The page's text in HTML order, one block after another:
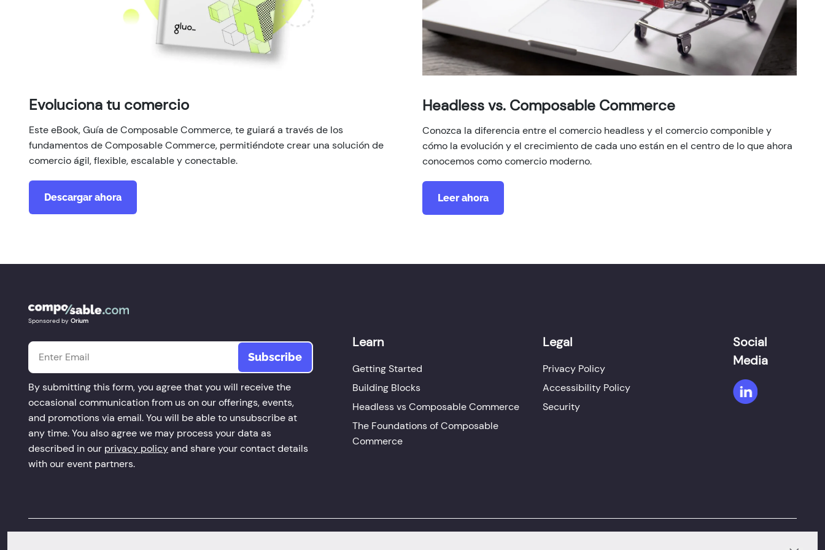
Evoluciona tu comercio
Este eBook, Guía de Composable Commerce, te guiará a través de los
fundamentos de Composable Commerce, permitiéndote crear una solución de
comercio ágil, flexible, escalable y conectable.
Descargar ahora
Headless vs. Composable Commerce
Conozca la diferencia entre el comercio headless y el comercio componible y
cómo la evolución y el crecimiento de cada uno están en el centro de lo que ahora
conocemos como comercio moderno.
Leer ahora
Sponsored by Orium
Email
By submitting this form, you agree that you will receive the
occasional communication from us on our offerings, events,
and promotions via email. You will be able to unsubscribe at
any time. You also agree we may process your data as
described in our privacy policyand share your contact details
with our event partners.
Learn
Getting Started
Building Blocks
Headless vs Composable Commerce
The Foundations of Composable
Commerce
Legal
Privacy Policy
Accessibility Policy
Security
Social
Media